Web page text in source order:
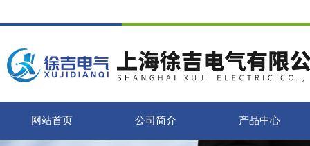
网站首页 公司简介 产品中心